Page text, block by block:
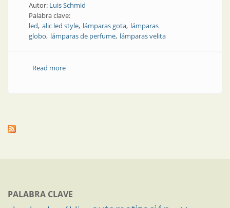
Autor: Luis Schmid
Palabra clave:
led alic led style lámparas gota lámparas
globo lámparas de perfume lámparas velita
Read moreabout Producto | Luz con estilo (parte 1)
PALABRA CLAVE